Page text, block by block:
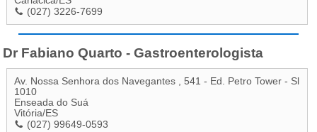
(027) 3226-7699
Dr Fabiano Quarto - Gastroenterologista
Av. Nossa Senhora dos Navegantes , 541 - Ed. Petro Tower - Sl
1010
Enseada do Suá
Vitória/ES
(027) 99649-0593